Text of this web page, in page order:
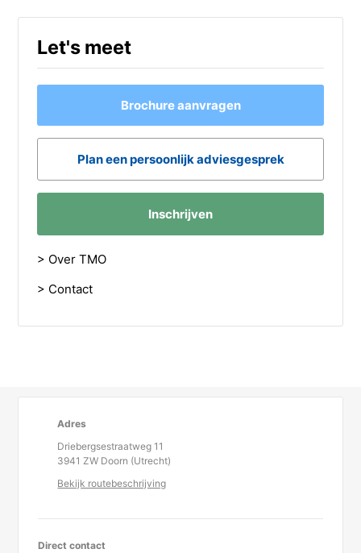
Let's meet
Brochure aanvragen
Plan een persoonlijk adviesgesprek
Inschrijven
> Over TMO
> Contact
Adres
Driebergsestraatweg 11
3941 ZW Doorn (Utrecht)
Bekijk routebeschrijving
Direct contact